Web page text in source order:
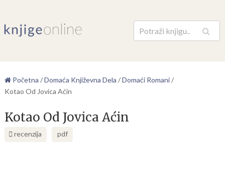
Pretraga
Početna /Domaća Književna Dela /Domaći Romani/
Kotao Od Jovica Aćin
Kotao Od Jovica Aćin
recenzija pdf